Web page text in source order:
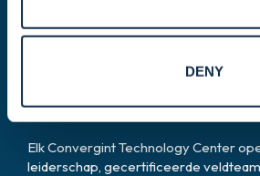
DENY
Eén maatstaf voor
uitmuntendheid.
Elk Convergint Technology Center
leiderschap, gecertificeerde